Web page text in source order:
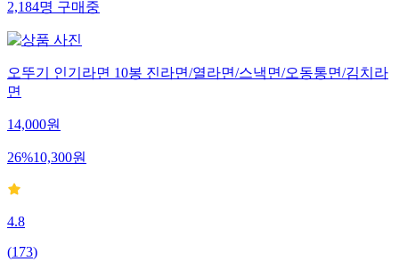
2,184명구매중
오뚜기 인기라면 10봉 진라면/열라면/스낵면/오동통면/김치라
면
14,000원
26%10,300원
4.8
(173)